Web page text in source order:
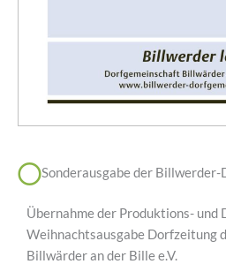
Sonderausgabe der
Übernahme der Produktions- und
Weihnachtsausgabe Dorfzeitung
Billwärder an der Bille e.V.